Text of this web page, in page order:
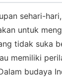
sehari-
untuk
tidak suka
memiliki
budaya